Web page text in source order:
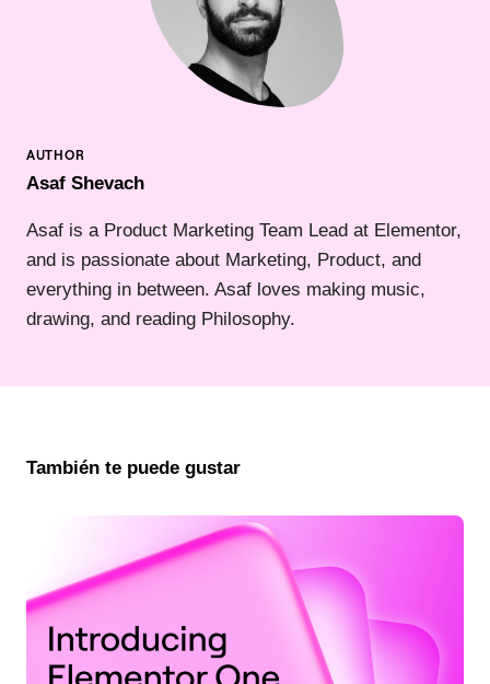
Asaf Shevach
Asaf is a Product Marketing Team Lead at Elementor,
and is passionate about Marketing, Product, and
everything in between. Asaf loves making music,
drawing, and reading Philosophy.
También te puede gustar